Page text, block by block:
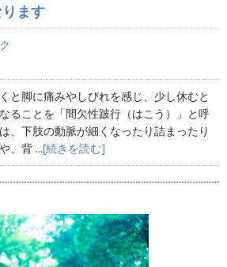
ます
と脚に痛みやしびれを感じ、少し休むと
ることを「間欠性跛行（はこう）」と呼
、下肢の動脈が細くなったり詰まったり
、背 ...[続きを読む]